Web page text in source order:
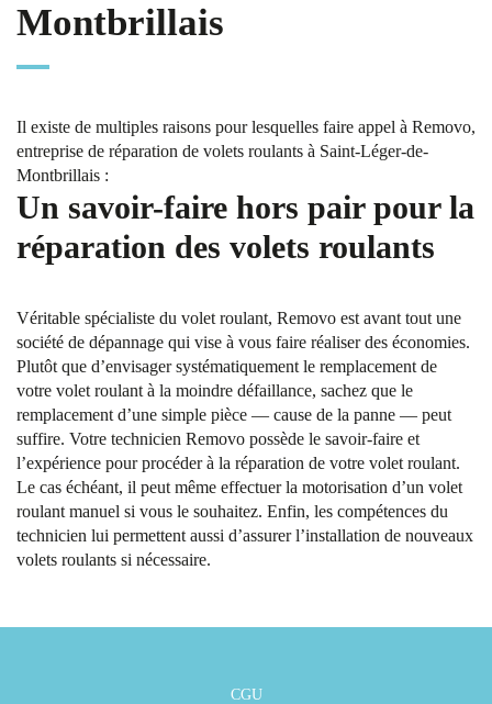
Montbrillais
Il existe de multiples raisons pour lesquelles faire appel à Removo,
entreprise de réparation de volets roulants à Saint-Léger-de-
Montbrillais :
Un savoir-faire hors pair pour la
réparation des volets roulants
Véritable spécialiste du volet roulant, Removo est avant tout une
société de dépannage qui vise à vous faire réaliser des économies.
Plutôt que d’envisager systématiquement le remplacement de
votre volet roulant à la moindre défaillance, sachez que le
remplacement d’une simple pièce — cause de la panne — peut
suffire. Votre technicien Removo possède le savoir-faire et
l’expérience pour procéder à la réparation de votre volet roulant.
Le cas échéant, il peut même effectuer la motorisation d’un volet
roulant manuel si vous le souhaitez. Enfin, les compétences du
technicien lui permettent aussi d’assurer l’installation de nouveaux
volets roulants si nécessaire.
CGU